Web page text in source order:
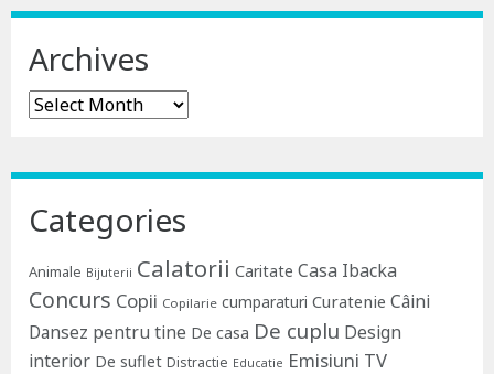
Archives
Archives
Categories
Animale Bijuterii Calatorii Caritate Casa Ibacka
Concurs Copii Copilarie cumparaturi Curatenie Câini
Dansez pentru tine De casa De cuplu Design
interior De suflet Distractie Educatie Emisiuni TV